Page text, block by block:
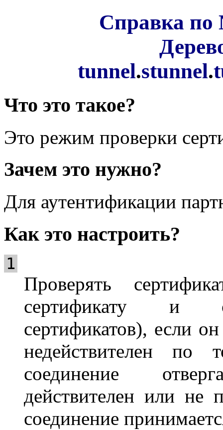
Справка по
tunnel.stunnel.
Что это такое?
Это режим проверки
Зачем это нужно?
Для аутентификации
Как это настроить?
1
Проверять
сертификату и
сертификатов), если
недействителен
соединение
действителен или не
соединение